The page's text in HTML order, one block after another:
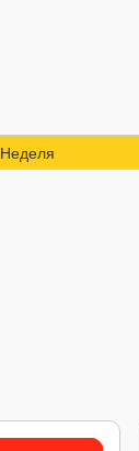
Неделя